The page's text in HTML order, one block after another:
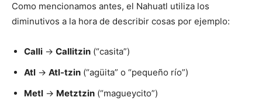
Como mencionamos antes, el Nahuatl utiliza los
diminutivos a la hora de describir cosas por ejemplo:
Calli → Callitzin (“casita”)
Atl → Atl-tzin (“agüita” o “pequeño río”)
Metl → Metztzin (“magueycito”)